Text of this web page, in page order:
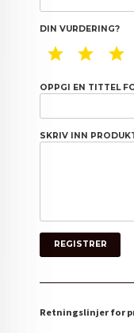
DIN VURDERING?
1 STAR
2
OPPGI EN TITTEL
SKRIV INN
Retningslinjer for